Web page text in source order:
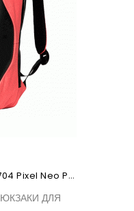
Рюкзак MARK RYDEN SB9704 Pixel Neo Pink
ДЛЯ